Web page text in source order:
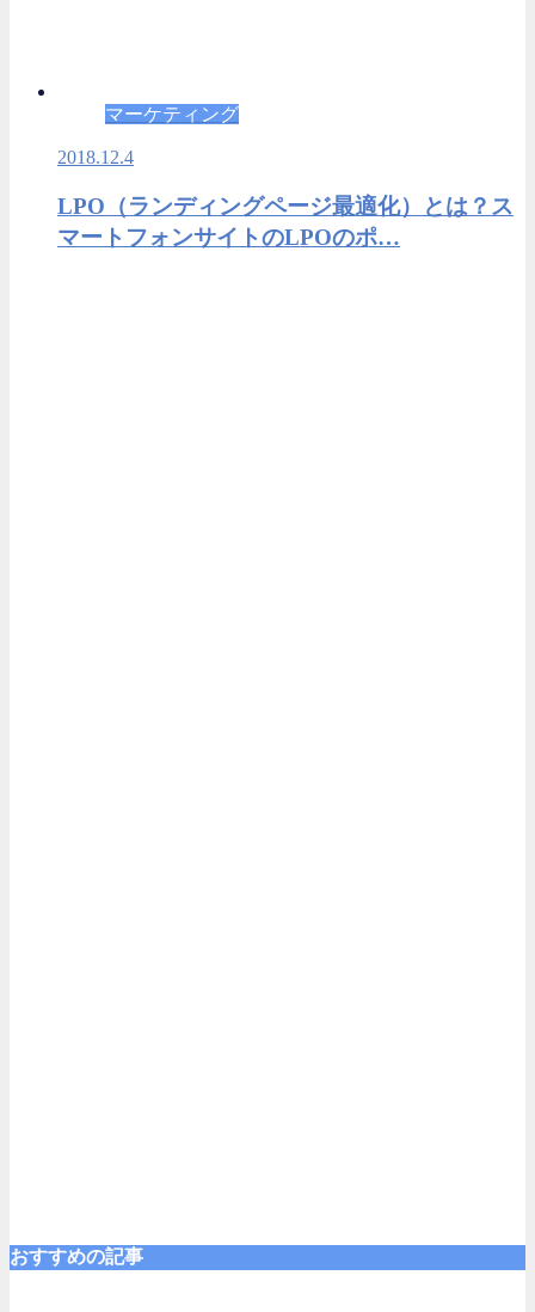
マーケティング
2018.12.4
LPO（ランディングページ最適化）とは？ス
マートフォンサイトのLPOのポ…
おすすめの記事